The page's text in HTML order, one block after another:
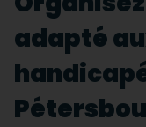
adapté